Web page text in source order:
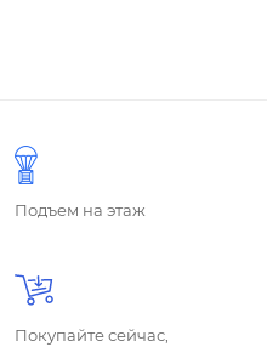
Подъем на этаж
Покупайте сейчас,